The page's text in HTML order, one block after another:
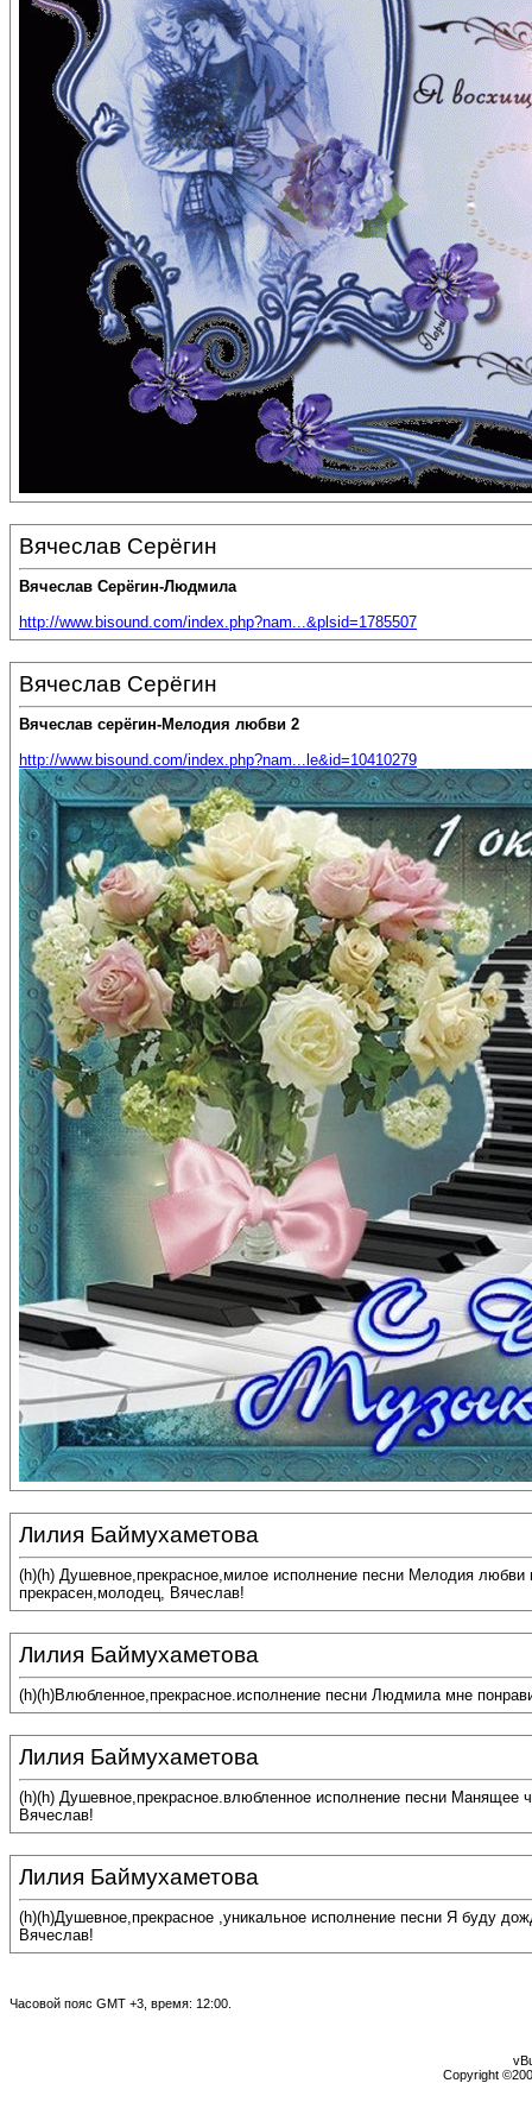
Вячеслав Серёгин
Вячеслав Серёгин-Людмила
http://www.bisound.com/index.php?nam...&plsid=1785507
Вячеслав Серёгин
Вячеслав серёгин-Мелодия любви 2
http://www.bisound.com/index.php?nam...le&id=10410279
Лилия Баймухаметова
(h)(h) Душевное,прекрасное,милое исполнение песни Мелодия
прекрасен,молодец, Вячеслав!
Лилия Баймухаметова
(h)(h)Влюбленное,прекрасное.исполнение песни Людмила мне
Лилия Баймухаметова
(h)(h) Душевное,прекрасное.влюбленное исполнение песни Манящее
Вячеслав!
Лилия Баймухаметова
(h)(h)Душевное,прекрасное ,уникальное исполнение песни Я буду
Вячеслав!
Часовой пояс GMT +3, время: 12:00
Copyright